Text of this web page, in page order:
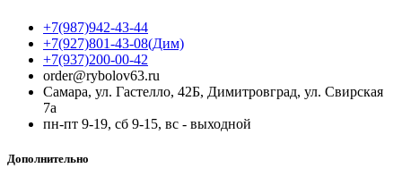
+7(987)942-43-44
+7(927)801-43-08(Дим)
+7(937)200-00-42
order@rybolov63.ru
Самара, ул. Гастелло, 42Б, Димитровград, ул. Свирская
7а
пн-пт 9-19, сб 9-15, вс - выходной
Дополнительно